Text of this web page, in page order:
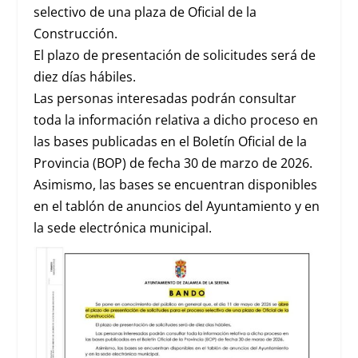
selectivo de una plaza de Oficial de la
Construcción.
El plazo de presentación de solicitudes será de
diez días hábiles.
Las personas interesadas podrán consultar
toda la información relativa a dicho proceso en
las bases publicadas en el Boletín Oficial de la
Provincia (BOP) de fecha 30 de marzo de 2026.
Asimismo, las bases se encuentran disponibles
en el tablón de anuncios del Ayuntamiento y en
la sede electrónica municipal.